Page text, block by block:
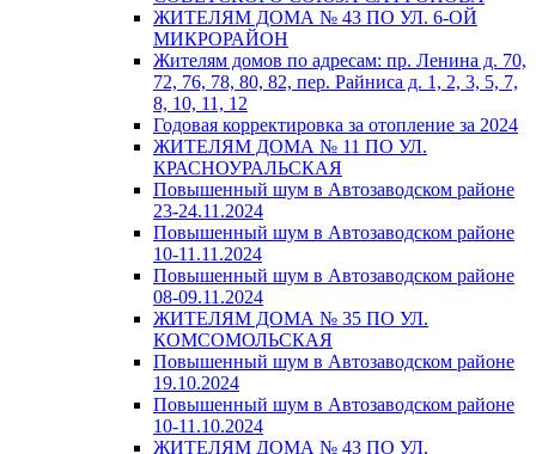
ЖИТЕЛЯМ ДОМА № 43 ПО УЛ. 6-ОЙ
МИКРОРАЙОН
Жителям домов по адресам: пр. Ленина д. 70,
72, 76, 78, 80, 82, пер. Райниса д. 1, 2, 3, 5, 7,
8, 10, 11, 12
Годовая корректировка за отопление за 2024
ЖИТЕЛЯМ ДОМА № 11 ПО УЛ.
КРАСНОУРАЛЬСКАЯ
Повышенный шум в Автозаводском районе
23-24.11.2024
Повышенный шум в Автозаводском районе
10-11.11.2024
Повышенный шум в Автозаводском районе
08-09.11.2024
ЖИТЕЛЯМ ДОМА № 35 ПО УЛ.
КОМСОМОЛЬСКАЯ
Повышенный шум в Автозаводском районе
19.10.2024
Повышенный шум в Автозаводском районе
10-11.10.2024
ЖИТЕЛЯМ ДОМА № 43 ПО УЛ.